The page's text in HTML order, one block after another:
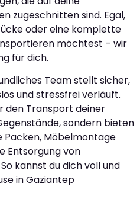
zugeschnitten sind. Egal,
oder eine komplette
möchtest – wir
für dich.
Team stellt sicher,
und stressfrei verläuft.
den Transport deiner
sondern bieten
Packen, Möbelmontage
Entsorgung von
kannst du dich voll und
in Gaziantep